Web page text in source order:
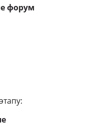
форум